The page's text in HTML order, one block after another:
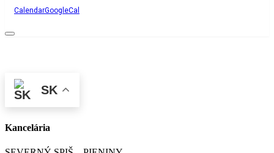
CalendarGoogleCal
SK
Kancelária